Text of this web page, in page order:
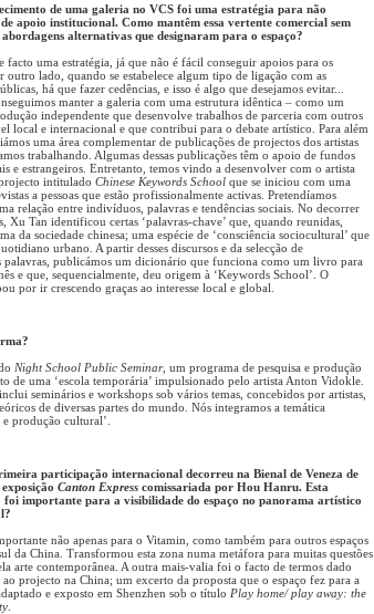
de uma galeria no VCS foi uma estratégia para não
apoio institucional. Como mantêm essa vertente comercial sem
alternativas que designaram para o espaço?
facto uma estratégia, já que não é fácil conseguir apoios para os
outro lado, quando se estabelece algum tipo de ligação com as
há que fazer cedências, e isso é algo que desejamos evitar...
manter a galeria com uma estrutura idêntica – como um
independente que desenvolve trabalhos de parceria com outros
local e internacional e que contribui para o debate artístico. Para além
uma área complementar de publicações de projectos dos artistas
trabalhando. Algumas dessas publicações têm o apoio de fundos
e estrangeiros. Entretanto, temos vindo a desenvolver com o artista
intitulado Chinese Keywords School que se iniciou com uma
a pessoas que estão profissionalmente activas. Pretendíamos
relação entre indivíduos, palavras e tendências sociais. No decorrer
Xu Tan identificou certas ‘palavras-chave’ que, quando reunidas,
da sociedade chinesa; uma espécie de ‘consciência sociocultural’ que
urbano. A partir desses discursos e da selecção de
palavras, publicámos um dicionário que funciona como um livro para
e que, sequencialmente, deu origem à ‘Keywords School’. O
por ir crescendo graças ao interesse local e global.
Night School Public Seminar, um programa de pesquisa e produção
de uma ‘escola temporária’ impulsionado pelo artista Anton Vidokle.
seminários e workshops sob vários temas, concebidos por artistas,
de diversas partes do mundo. Nós integramos a temática
e produção cultural’.
participação internacional decorreu na Bienal de Veneza de
Canton Express comissariada por Hou Hanru. Esta
importante para a visibilidade do espaço no panorama artístico
não apenas para o Vitamin, como também para outros espaços
da China. Transformou esta zona numa metáfora para muitas questões
arte contemporânea. A outra mais-valia foi o facto de termos dado
projecto na China; um excerto da proposta que o espaço fez para a
e exposto em Shenzhen sob o título Play home/ play away: the